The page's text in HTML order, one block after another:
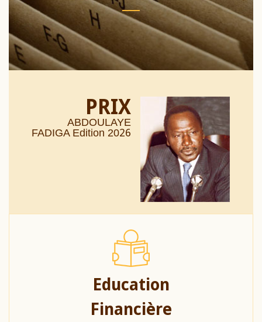
PRIX
ABDOULAYE
FADIGA Edition 2026
Education
Financière